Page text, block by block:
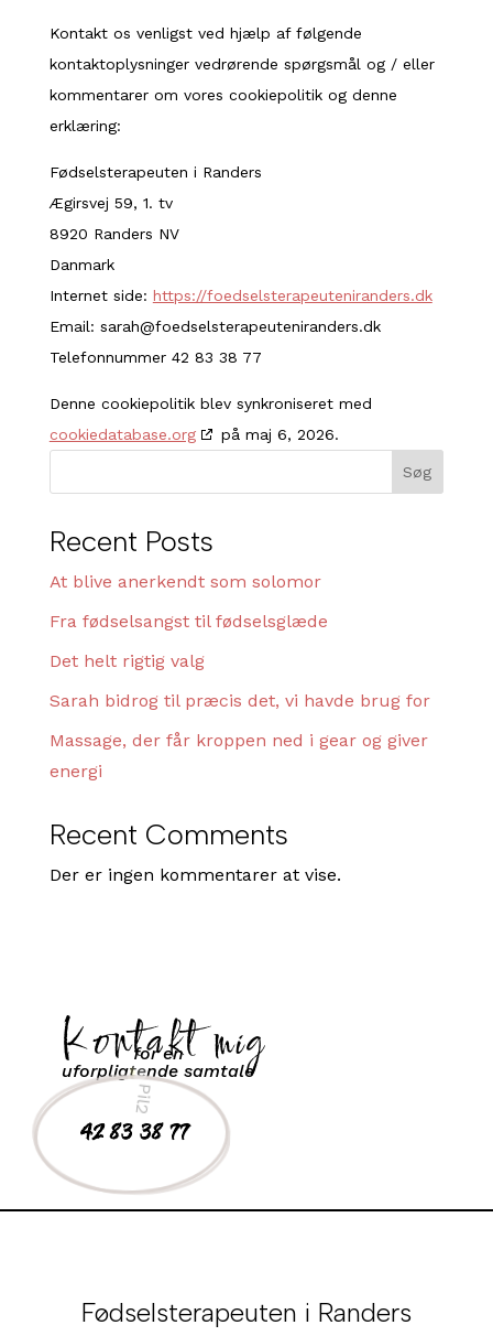
Kontakt os venligst ved hjælp af følgende
kontaktoplysninger vedrørende spørgsmål og / eller
kommentarer om vores cookiepolitik og denne
erklæring:
Fødselsterapeuten i Randers
Ægirsvej 59, 1. tv
8920 Randers NV
Danmark
Internet side: https://foedselsterapeuteniranders.dk
Email: sarah@foedselsterapeuteniranders.dk
Telefonnummer 42 83 38 77
Denne cookiepolitik blev synkroniseret med
cookiedatabase.org
på maj 6, 2026.
Søg
Recent Posts
At blive anerkendt som solomor
Fra fødselsangst til fødselsglæde
Det helt rigtig valg
Sarah bidrog til præcis det, vi havde brug for
Massage, der får kroppen ned i gear og giver
energi
Recent Comments
Der er ingen kommentarer at vise.
Kontakt mig
for en
uforpligtende samtale
42 83 38 77
Fødselsterapeuten i Randers